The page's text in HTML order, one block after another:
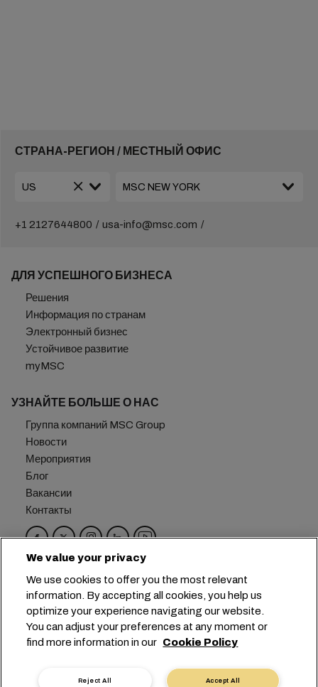
СТРАНА-РЕГИОН / МЕСТНЫЙ ОФИС
+1 2127644800 usa-info@msc.com
ДЛЯ УСПЕШНОГО БИЗНЕСА
Решения
Информация по странам
Электронный бизнес
Устойчивое развитие
myMSC
УЗНАЙТЕ БОЛЬШЕ О НАС
Группа компаний MSC Group
Новости
Мероприятия
Блог
Вакансии
Контакты
Головной офис: +41 227038888
info@msc.com
Chemin Rieu 12, 1208 Geneva
Switzerland
Настройка файлов cookie
Конфиденциальность данных
Условия пользования
We value your privacy
We use cookies to offer you the most relevant
information. By accepting all cookies, you help us
optimize your experience navigating our website.
You can adjust your preferences at any moment or
find more information in our Cookie Policy
Accept All
Reject All